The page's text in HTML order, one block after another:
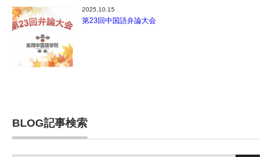
2025.10.15
第23回中国語弁論大会
BLOG記事検索